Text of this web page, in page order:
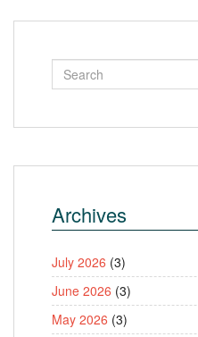
Archives
July 2026 (3)
June 2026 (3)
May 2026 (3)